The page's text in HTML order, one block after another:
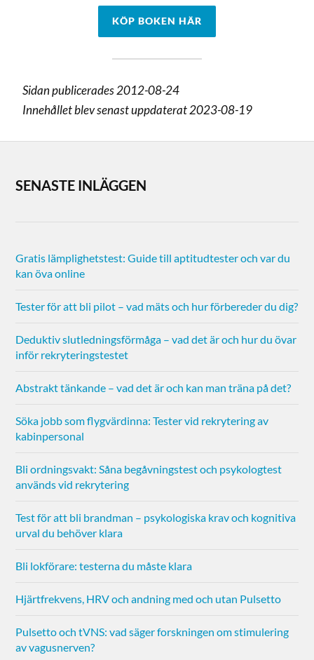
KÖP BOKEN HÄR
Sidan publicerades 2012-08-24
Innehållet blev senast uppdaterat 2023-08-19
SENASTE INLÄGGEN
Gratis lämplighetstest: Guide till aptitudtester och var du
kan öva online
Tester för att bli pilot – vad mäts och hur förbereder du dig?
Deduktiv slutledningsförmåga – vad det är och hur du övar
inför rekryteringstestet
Abstrakt tänkande – vad det är och kan man träna på det?
Söka jobb som flygvärdinna: Tester vid rekrytering av
kabinpersonal
Bli ordningsvakt: Såna begåvningstest och psykologtest
används vid rekrytering
Test för att bli brandman – psykologiska krav och kognitiva
urval du behöver klara
Bli lokförare: testerna du måste klara
Hjärtfrekvens, HRV och andning med och utan Pulsetto
Pulsetto och tVNS: vad säger forskningen om stimulering
av vagusnerven?